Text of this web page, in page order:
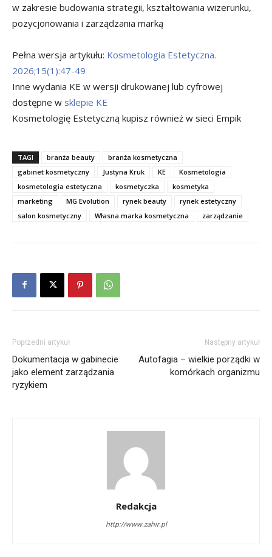
w zakresie budowania strategii, kształtowania wizerunku,
pozycjonowania i zarządzania marką
Pełna wersja artykułu: Kosmetologia Estetyczna.
2026;15(1):47-49
Inne wydania KE w wersji drukowanej lub cyfrowej
dostępne w sklepie KE
Kosmetologię Estetyczną kupisz również w sieci Empik
TAGI branża beauty
branża kosmetyczna
gabinet kosmetyczny
Justyna Kruk KE
Kosmetologia
kosmetologia estetyczna
kosmetyczka
kosmetyka
marketing
MG Evolution rynek beauty
rynek estetyczny
salon kosmetyczny
Własna marka kosmetyczna zarządzanie
Poprzedni artykuł
Dokumentacja w gabinecie
jako element zarządzania
ryzykiem
Następny artykuł
Autofagia – wielkie porządki w
komórkach organizmu
Redakcja
http://www.zahir.pl